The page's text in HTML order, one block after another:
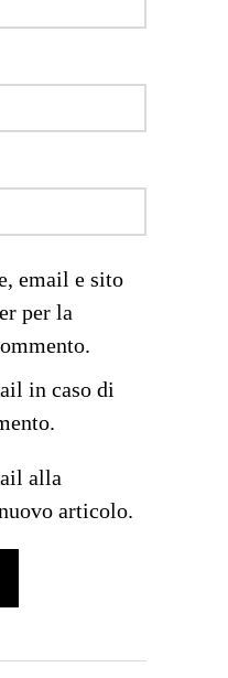
email e sito
per la
in caso di
alla
articolo.